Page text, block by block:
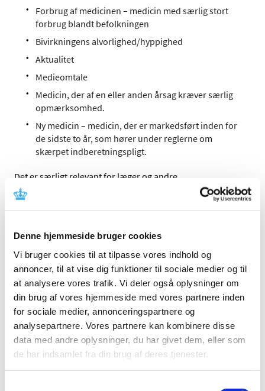
Denne hjemmeside bruger cookies
Vi bruger cookies til at tilpasse vores indhold og
annoncer, til at vise dig funktioner til sociale medier og til
at analysere vores trafik. Vi deler også oplysninger om
din brug af vores hjemmeside med vores partnere inden
for sociale medier, annonceringspartnere og
analysepartnere. Vores partnere kan kombinere disse
data med andre oplysninger, du har givet dem, eller som
de har indsamlet fra din brug af deres tjenester.
Forbrug af medicinen – medicin med særlig stort
forbrug blandt befolkningen
Bivirkningens alvorlighed/hyppighed
Aktualitet
Medieomtale
Medicin, der af en eller anden årsag kræver særlig
opmærksomhed.
Ny medicin – medicin, der er markedsført inden for
de sidste to år, som hører under reglerne om
skærpet indberetningspligt.
Det er særligt relevant for læger og andre
sundhedsprofessionelle, men kan være relevant for alle,
der arbejder med medicin (enten klinisk, i
bivirkninger ved medicin/sikkerhedsopdateringer af
medicin.
PRAC vurderer, at NAION kan være en meget
sjælden bivirkning ved Ozempic, Wegovy og
Rybelsus
|8. juli 2026 |
Den europæiske bivirkningskomité anbefaler, at det